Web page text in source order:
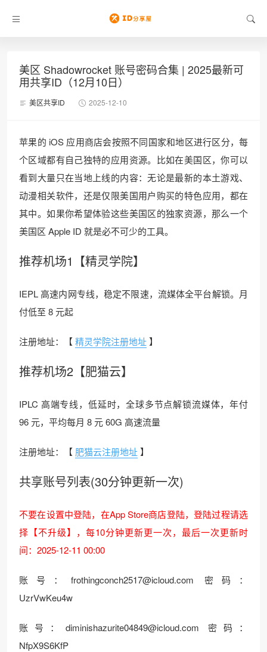
美区 Shadowrocket 账号密码合集 | 2025最新可
用共享ID（12月10日）
美区共享ID 2025-12-10
苹果的 iOS 应用商店会按照不同国家和地区进行区分，每
个区域都有自己独特的应用资源。比如在美国区，你可以
看到大量只在当地上线的内容：无论是最新的本土游戏、
动漫相关软件，还是仅限美国用户购买的特色应用，都在
其中。如果你希望体验这些美国区的独家资源，那么一个
美国区 Apple ID 就是必不可少的工具。
推荐机场1【精灵学院】
IEPL 高速内网专线，稳定不限速，流媒体全平台解锁。月
付低至 8 元起
注册地址：【精灵学院注册地址】
推荐机场2【肥猫云】
IPLC 高端专线，低延时，全球多节点解锁流媒体，年付
96 元，平均每月 8 元 60G 高速流量
注册地址：【 肥猫云注册地址】
共享账号列表(30分钟更新一次)
不要在设置中登陆，在App Store商店登陆，登陆过程请选
择【不升级】，每10分钟更新更一次，最后一次更新时
间：2025-12-11 00:00
账号： frothingconch2517@icloud.com 密码：
UzrVwKeu4w
账号： diminishazurite04849@icloud.com 密码：
NfpX9S6KfP